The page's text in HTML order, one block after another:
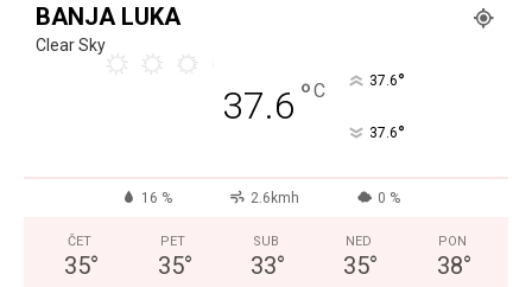
BANJA LUKA
Clear Sky
37.6 °C 37.6°
37.6°
16 % 2.6kmh 0 %
ČET
35°
PET
35°
SUB
33°
NED
35°
PON
38°